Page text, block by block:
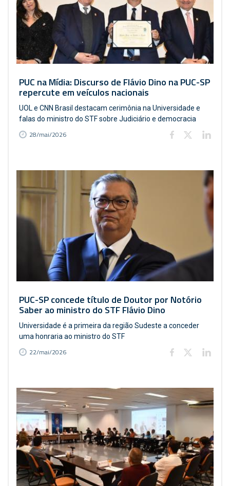
PUC na Mídia: Discurso de Flávio Dino na PUC-SP
repercute em veículos nacionais
UOL e CNN Brasil destacam cerimônia na Universidade e
falas do ministro do STF sobre Judiciário e democracia
28/mai/2026
PUC-SP concede título de Doutor por Notório
Saber ao ministro do STF Flávio Dino
Universidade é a primeira da região Sudeste a conceder
uma honraria ao ministro do STF
22/mai/2026